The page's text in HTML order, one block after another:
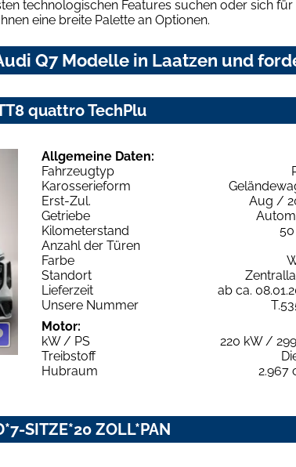
technologischen Features suchen oder sich
eine breite Palette an Optionen.
Q7 Modelle in Laatzen und
quattro TechPlu
Allgemeine Daten:
Fahrzeugtyp
Karosserieform
Erst-Zul.
Aug /
Getriebe
Kilometerstand
Anzahl der Türen
Farbe
Standort
Lieferzeit
ab ca.
Unsere Nummer
Motor:
kW / PS
220 kW /
Treibstoff
Hubraum
2.967
SITZE*20 ZOLL*PAN